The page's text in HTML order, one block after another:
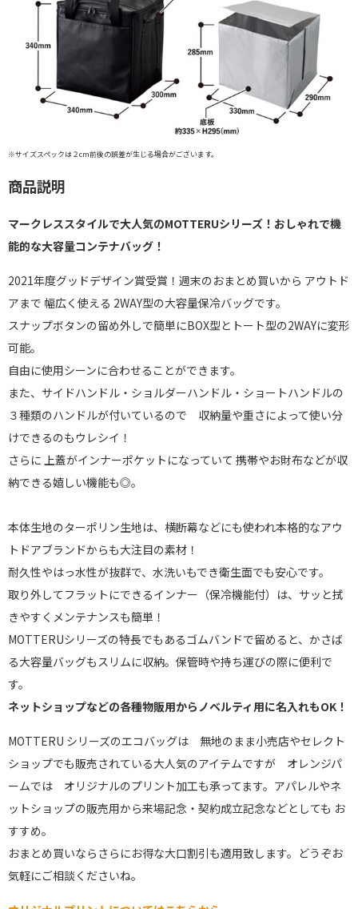
※サイズスペックは２cm前後の誤差が生じる場合がございます。
商品説明
マークレススタイルで大人気のMOTTERUシリーズ！おしゃれで機
能的な大容量コンテナバッグ！
2021年度グッドデザイン賞受賞！週末のおまとめ買いから アウトド
アまで 幅広く使える 2WAY型の大容量保冷バッグです。
スナップボタンの留め外しで簡単にBOX型とトート型の2WAYに変形
可能。
自由に使用シーンに合わせることができます。
また、サイドハンドル・ショルダーハンドル・ショートハンドルの
３種類のハンドルが付いているので 収納量や重さによって使い分
けできるのもウレシイ！
さらに 上蓋がインナーポケットになっていて 携帯やお財布などが収
納できる嬉しい機能も◎。
本体生地のターポリン生地は、横断幕などにも使われ本格的なアウ
トドアブランドからも大注目の素材！
耐久性やはっ水性が抜群で、水洗いもでき衛生面でも安心です。
取り外してフラットにできるインナー（保冷機能付）は、サッと拭
きやすくメンテナンスも簡単！
MOTTERUシリーズの特長でもあるゴムバンドで留めると、かさば
る大容量バッグもスリムに収納。保管時や持ち運びの際に便利で
す。
ネットショップなどの各種物販用からノベルティ用に名入れもOK！
MOTTERU シリーズのエコバッグは 無地のまま小売店やセレクト
ショップでも販売されている大人気のアイテムですが オレンジパ
ームでは オリジナルのプリント加工も承ってます。アパレルやネ
ットショップの販売用から来場記念・契約成立記念などとしても お
すすめ。
おまとめ買いならさらにお得な大口割引も適用致します。どうぞお
気軽にご相談くださいね。